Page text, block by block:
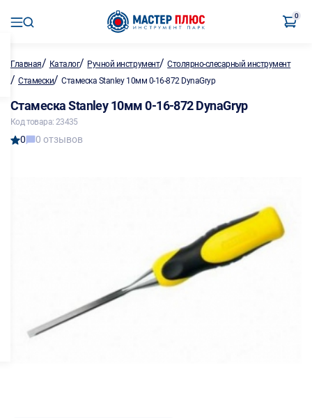
0
Главная/ Каталог/ Ручной инструмент/Столярно-слесарный инструмент
/ Стамески/Стамеска Stanley 10мм 0-16-872 DynaGryp
Стамеска Stanley 10мм 0-16-872 DynaGryp
Код товара: 23435
0 0 отзывов